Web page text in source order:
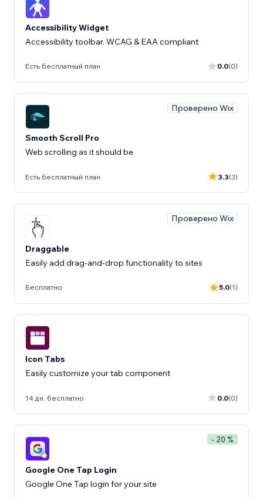
Accessibility Widget
Accessibility toolbar. WCAG & EAA compliant
Есть бесплатный план 0.0(0)
Проверено Wix
Smooth Scroll Pro
Web scrolling as it should be
Есть бесплатный план 3.3(3)
Проверено Wix
Draggable
Easily add drag-and-drop functionality to sites
Бесплатно 5.0(1)
Icon Tabs
Easily customize your tab component
14 дн. бесплатно 0.0(0)
- 20 %
Google One Tap Login
Google One Tap login for your site